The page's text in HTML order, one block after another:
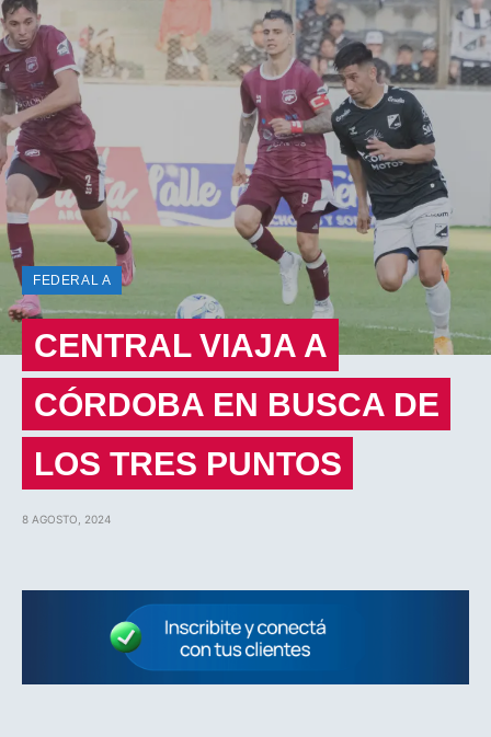
FEDERAL A
CENTRAL VIAJA A
CÓRDOBA EN BUSCA DE
LOS TRES PUNTOS
8 AGOSTO, 2024